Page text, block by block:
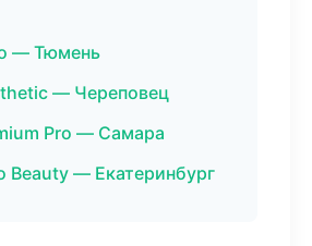
— Тюмень
— Череповец
Pro — Самара
Beauty — Екатеринбург